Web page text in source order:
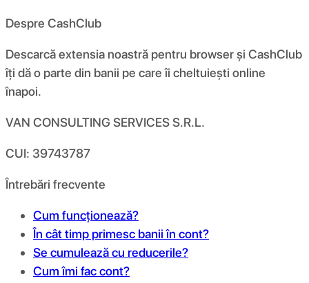
Despre CashClub
Descarcă extensia noastră pentru browser și CashClub
îți dă o parte din banii pe care îi cheltuiești online
înapoi.
VAN CONSULTING SERVICES S.R.L.
CUI: 39743787
Întrebări frecvente
Cum funcționează?
În cât timp primesc banii în cont?
Se cumulează cu reducerile?
Cum îmi fac cont?